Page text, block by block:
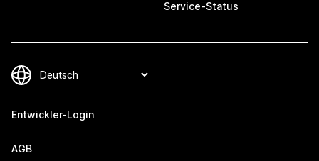
Service-Status
Entwickler-Login
AGB